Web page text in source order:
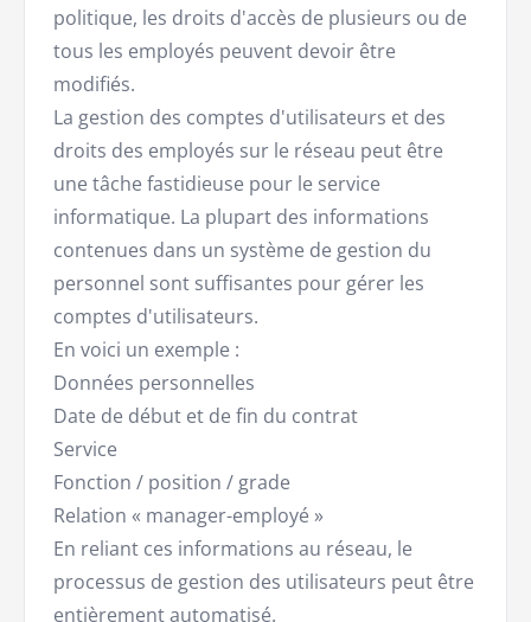
politique, les droits d'accès de plusieurs ou de
tous les employés peuvent devoir être
modifiés.
La gestion des comptes d'utilisateurs et des
droits des employés sur le réseau peut être
une tâche fastidieuse pour le service
informatique. La plupart des informations
contenues dans un système de gestion du
personnel sont suffisantes pour gérer les
comptes d'utilisateurs.
En voici un exemple :
Données personnelles
Date de début et de fin du contrat
Service
Fonction / position / grade
Relation « manager-employé »
En reliant ces informations au réseau, le
processus de gestion des utilisateurs peut être
entièrement automatisé.